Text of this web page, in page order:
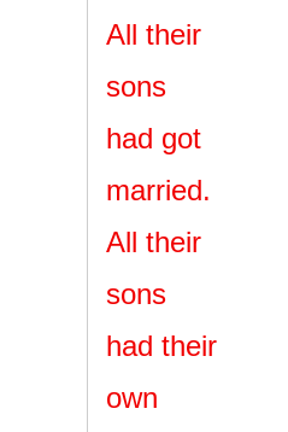
All their
sons
had got
married.
All their
sons
had their
own